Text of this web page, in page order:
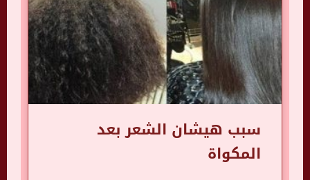
سبب هيشان الشعر بعد
المكواة